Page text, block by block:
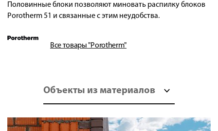
Половинные блоки позволяют миновать распилку блоков
Porotherm 51 и связанные с этим неудобства.
Все товары "Porotherm"
Объекты из материалов